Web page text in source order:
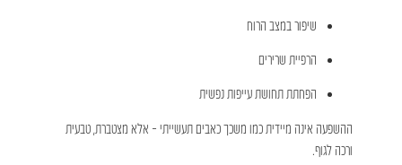
שיפור במצב הרוח
הרפיית שרירים
הפחתת תחושת עייפות נפשית
ההשפעה אינה מיידית כמו משכך כאבים תעשייתי – אלא מצטברת, טבעית
ורכה לגוף.